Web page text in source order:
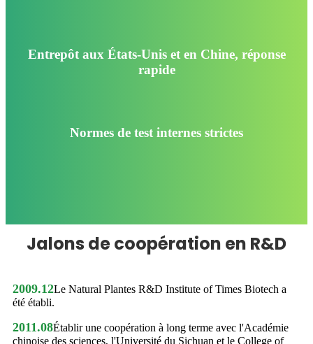
Entrepôt aux États-Unis et en Chine, réponse
rapide
Normes de test internes strictes
Jalons de coopération en R&D
2009.12Le Natural Plantes R&D Institute of Times Biotech a
été établi.
2011.08Établir une coopération à long terme avec l'Académie
chinoise des sciences, l'Université du Sichuan et le College of